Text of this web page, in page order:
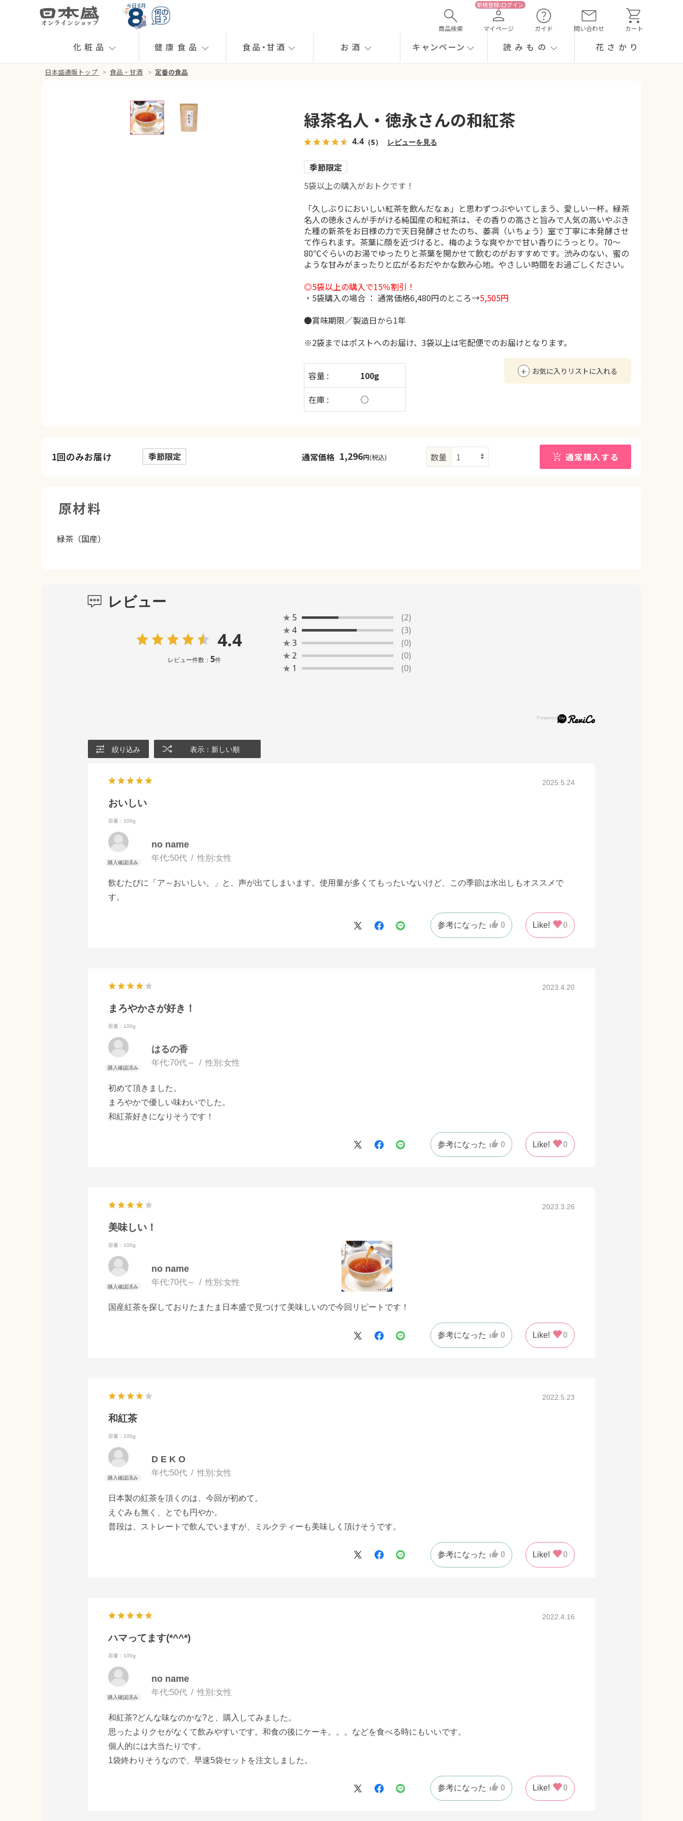
今日 8月
商品検索 マイページ ガイド 問い合わせ カート
化粧品 健康食品 食品・甘酒 お酒 キャンペーン 読みもの 花さかり
日本盛通販トップ > 食品・甘酒 > 定番の食品
緑茶名人・徳永さんの和紅茶
4.4 （5） レビューを見る
季節限定
5袋以上の購入がおトクです！
「久しぶりにおいしい紅茶を飲んだなぁ」と思わずつぶやいてしまう、愛しい一杯。緑茶
名人の徳永さんが手がける純国産の和紅茶は、その香りの高さと旨みで人気の高いやぶき
た種の新茶をお日様の力で天日発酵させたのち、萎凋（いちょう）室で丁寧に本発酵させ
て作られます。茶葉に顔を近づけると、梅のような爽やかで甘い香りにうっとり。70～
80℃ぐらいのお湯でゆったりと茶葉を開かせて飲むのがおすすめです。渋みのない、蜜の
ような甘みがまったりと広がるおだやかな飲み心地。やさしい時間をお過ごしください。
◎5袋以上の購入で15％割引！
・5袋購入の場合 ： 通常価格6,480円のところ→5,505円
●賞味期限／製造日から1年
※2袋まではポストへのお届け、3袋以上は宅配便でのお届けとなります。
容量 :
100g
在庫 :
○
お気に入りリストに入れる
1回のみお届け 季節限定 通常価格 1,296円(税込) 数量 通常購入する
原材料
緑茶（国産）
レビュー
4.4
レビュー件数： 5件
★ 5
(2)
★4
(3)
★3
(0)
★2
(0)
★ 1 (0)
絞り込み 表示：新しい順
2025.5.24
おいしい
容量：100g
no name
年代:50代 性別:女性
飲むたびに「ア～おいしい。」と、声が出てしまいます。使用量が多くてもったいないけど、この季節は水出しもオススメで
す。
参考になった 0 Like! 0
2023.4.20
まろやかさが好き！
容量：100g
はるの香
年代:70代～ 性別:女性
初めて頂きました。
まろやかで優しい味わいでした。
和紅茶好きになりそうです！
参考になった 0 Like! 0
2023.3.26
美味しい！
容量：100g
no name
年代:70代～ 性別:女性
国産紅茶を探しておりたまたま日本盛で見つけて美味しいので今回リピートです！
参考になった 0 Like! 0
2022.5.23
和紅茶
容量：100g
D E K O
年代:50代 性別:女性
日本製の紅茶を頂くのは、今回が初めて。
えぐみも無く、とでも円やか。
普段は、ストレートで飲んでいますが、ミルクティーも美味しく頂けそうです。
参考になった 0 Like! 0
2022.4.16
ハマってます(*^^*)
容量：100g
no name
年代:50代 性別:女性
和紅茶?どんな味なのかな?と、購入してみました。
思ったよりクセがなくて飲みやすいです。和食の後にケーキ。。。などを食べる時にもいいです。
個人的には大当たりです。
1袋終わりそうなので、早速5袋セットを注文しました。
参考になった 0 Like! 0